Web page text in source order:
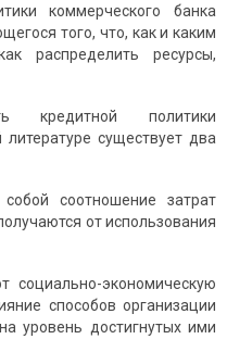
коммерческого банка
того, что, как и каким
распределить ресурсы,
кредитной политики
существует два
соотношение затрат
от использования
экономическую
способов организации
уровень достигнутых ими